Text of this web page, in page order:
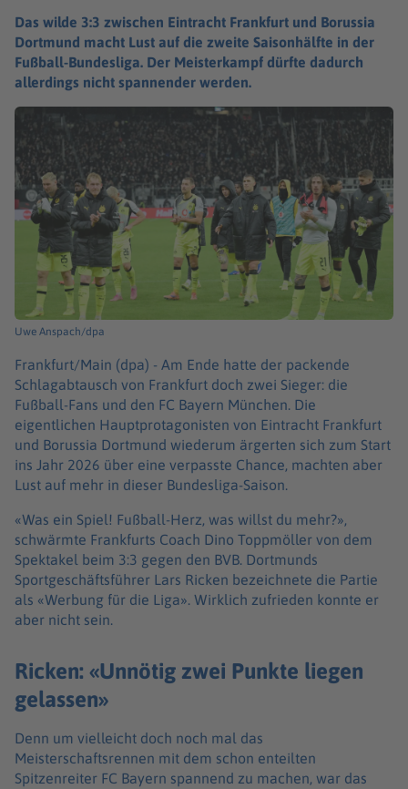
Das wilde 3:3 zwischen Eintracht Frankfurt und Borussia
Dortmund macht Lust auf die zweite Saisonhälfte in der
Fußball-Bundesliga. Der Meisterkampf dürfte dadurch
allerdings nicht spannender werden.
Uwe Anspach/dpa
Frankfurt/Main (dpa) - Am Ende hatte der packende
Schlagabtausch von Frankfurt doch zwei Sieger: die
Fußball-Fans und den FC Bayern München. Die
eigentlichen Hauptprotagonisten von Eintracht Frankfurt
und Borussia Dortmund wiederum ärgerten sich zum Start
ins Jahr 2026 über eine verpasste Chance, machten aber
Lust auf mehr in dieser Bundesliga-Saison.
«Was ein Spiel! Fußball-Herz, was willst du mehr?»,
schwärmte Frankfurts Coach Dino Toppmöller von dem
Spektakel beim 3:3 gegen den BVB. Dortmunds
Sportgeschäftsführer Lars Ricken bezeichnete die Partie
als «Werbung für die Liga». Wirklich zufrieden konnte er
aber nicht sein.
Ricken: «Unnötig zwei Punkte liegen
gelassen»
Denn um vielleicht doch noch mal das
Meisterschaftsrennen mit dem schon enteilten
Spitzenreiter FC Bayern spannend zu machen, war das